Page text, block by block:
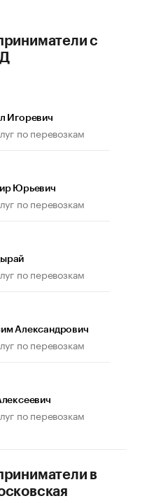
Как живет глава
с
Игоревич
по перевозкам
Юрьевич
по перевозкам
по перевозкам
Александрович
по перевозкам
по перевозкам
в